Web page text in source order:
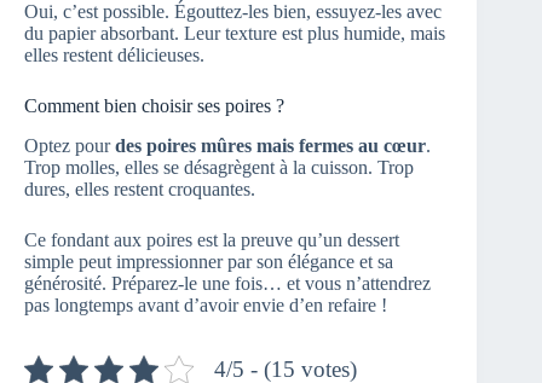
Oui, c’est possible. Égouttez-les bien, essuyez-les avec
du papier absorbant. Leur texture est plus humide, mais
elles restent délicieuses.
Comment bien choisir ses poires ?
Optez pourdes poires mûres mais fermes au cœur.
Trop molles, elles se désagrègent à la cuisson. Trop
dures, elles restent croquantes.
Ce fondant aux poires est la preuve qu’un dessert
simple peut impressionner par son élégance et sa
générosité. Préparez-le une fois… et vous n’attendrez
pas longtemps avant d’avoir envie d’en refaire !
4/5 - (15 votes)